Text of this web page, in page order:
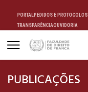
PORTALPEDIDOS E PROTOCOLOS
TRANSPARÊNCIAOUVIDORIA
PUBLICAÇÕES